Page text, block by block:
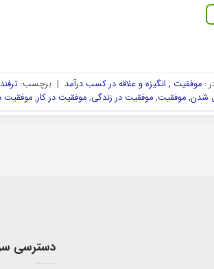
:موفقیت , انگیزه و علاقه در کسب درآمد | برچسب:
شدن,موفقیت,موفقیت در زندگی,موفقیت در کار,موفقیت
دسترسی